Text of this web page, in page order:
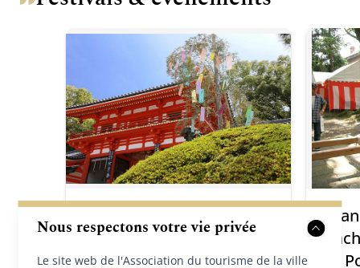
Nous respectons votre vie privée
Le site web de l'Association du tourisme de la ville
Festival Tanabata du
sanctuaire Yasaka-jinja
de